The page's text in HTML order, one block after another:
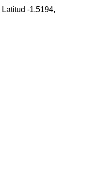
Latitud -1.5194,